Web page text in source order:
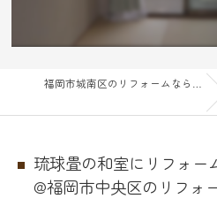
琉球畳の和室にリフォー
@福岡市中央区のリフォ